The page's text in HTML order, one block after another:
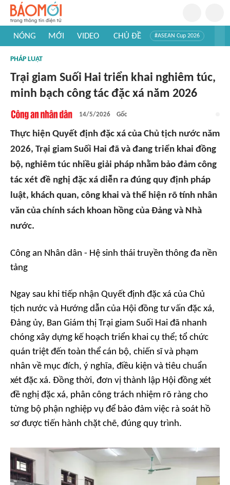
NÓNG MỚI VIDEO CHỦ ĐỀ #ASEAN Cup 2026
#Khám phá thế giới
PHÁP LUẬT
Trại giam Suối Hai triển khai nghiêm túc,
minh bạch công tác đặc xá năm 2026
14/5/2026 Gốc
Thực hiện Quyết định đặc xá của Chủ tịch nước năm
2026, Trại giam Suối Hai đã và đang triển khai đồng
bộ, nghiêm túc nhiều giải pháp nhằm bảo đảm công
tác xét đề nghị đặc xá diễn ra đúng quy định pháp
luật, khách quan, công khai và thể hiện rõ tính nhân
văn của chính sách khoan hồng của Đảng và Nhà
nước.
Công an Nhân dân - Hệ sinh thái truyền thông đa nền
tảng
Ngay sau khi tiếp nhận Quyết định đặc xá của Chủ
tịch nước và Hướng dẫn của Hội đồng tư vấn đặc xá,
Đảng ủy, Ban Giám thị Trại giam Suối Hai đã nhanh
chóng xây dựng kế hoạch triển khai cụ thể; tổ chức
quán triệt đến toàn thể cán bộ, chiến sĩ và phạm
nhân về mục đích, ý nghĩa, điều kiện và tiêu chuẩn
xét đặc xá. Đồng thời, đơn vị thành lập Hội đồng xét
đề nghị đặc xá, phân công trách nhiệm rõ ràng cho
từng bộ phận nghiệp vụ để bảo đảm việc rà soát hồ
sơ được tiến hành chặt chẽ, đúng quy trình.